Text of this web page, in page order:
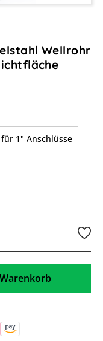
Wellrohr
1" Anschlüsse
oder Ratenkauf (Klarna)
(Klarna)
Amazon Pay